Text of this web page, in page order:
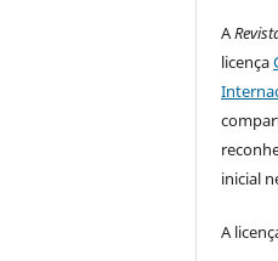
A
licença
inicial
A